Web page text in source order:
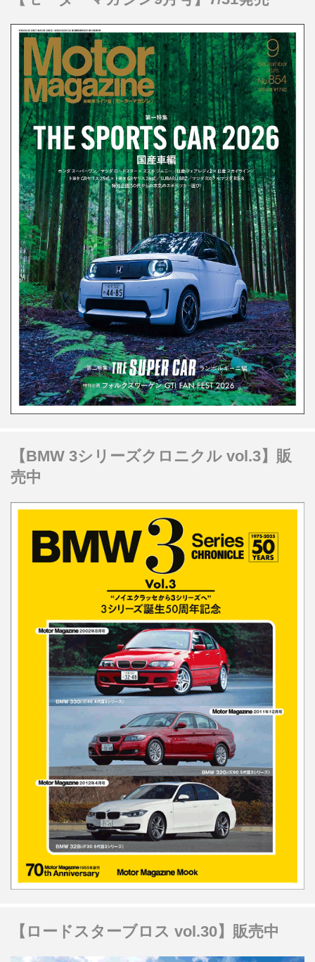
【BMW 3シリーズクロニクル vol.3】販
売中
【ロードスターブロス vol.30】販売中